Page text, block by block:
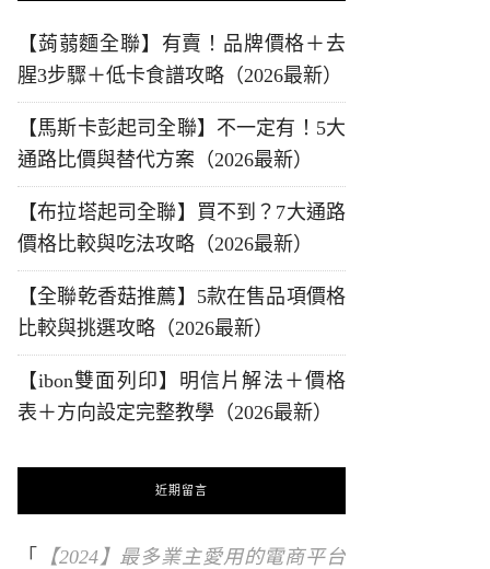
【蒟蒻麵全聯】有賣！品牌價格＋去
腥3步驟＋低卡食譜攻略（2026最新）
【馬斯卡彭起司全聯】不一定有！5大
通路比價與替代方案（2026最新）
【布拉塔起司全聯】買不到？7大通路
價格比較與吃法攻略（2026最新）
【全聯乾香菇推薦】5款在售品項價格
比較與挑選攻略（2026最新）
【ibon雙面列印】明信片解法＋價格
表＋方向設定完整教學（2026最新）
近期留言
「
【2024】最多業主愛用的電商平台